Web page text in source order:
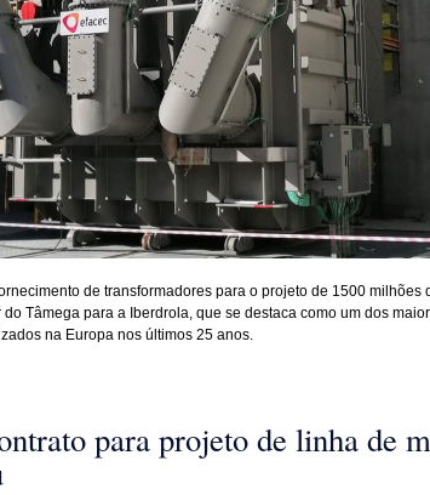
de transformadores para o projeto de 1500 milhões
Tâmega para a Iberdrola, que se destaca como um dos
na Europa nos últimos 25 anos.
para projeto de linha de